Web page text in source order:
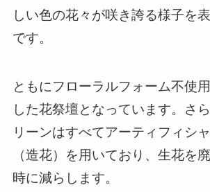
しい色の花々が咲き誇る様子を
です。
ともにフローラルフォーム不使
した花祭壇となっています。さ
リーンはすべてアーティフィシ
（造花）を用いており、生花を
時に減らします。